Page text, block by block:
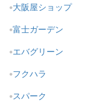
大阪屋ショップ
富士ガーデン
エバグリーン
フクハラ
スパーク